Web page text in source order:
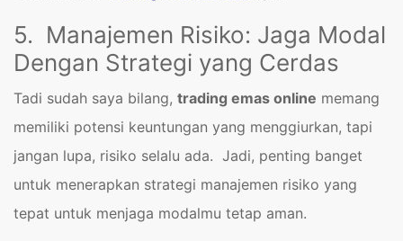
5. Manajemen Risiko: Jaga Modal
Dengan Strategi yang Cerdas
Tadi sudah saya bilang, trading emas online memang
memiliki potensi keuntungan yang menggiurkan, tapi
jangan lupa, risiko selalu ada. Jadi, penting banget
untuk menerapkan strategi manajemen risiko yang
tepat untuk menjaga modalmu tetap aman.